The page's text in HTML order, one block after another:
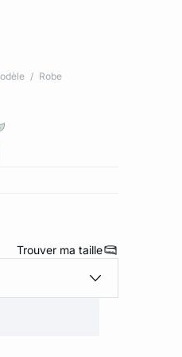
Robe
Trouver ma taille